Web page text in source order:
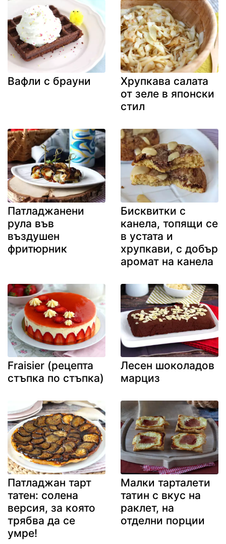
Вафли с брауни
Хрупкава салата
от зеле в японски
стил
Патладжанени
рула във
въздушен
фритюрник
Бисквитки с
канела, топящи се
в устата и
хрупкави, с добър
аромат на канела
Fraisier (рецепта
стъпка по стъпка)
Лесен шоколадов
марциз
Патладжан тарт
татен: солена
версия, за която
трябва да се
умре!
Малки тарталети
татин с вкус на
раклет, на
отделни порции